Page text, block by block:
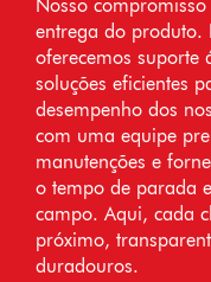
Nosso
entrega do produto.
oferecemos suporte
soluções eficientes
desempenho dos
com uma equipe
manutenções e
o tempo de parada
campo. Aqui, cada
próximo,
duradouros.